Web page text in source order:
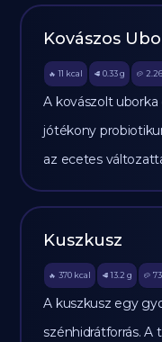
Kovászos
🔥 11 kcal 🥩 0.33 g 🥔 2.26
A kovászolt
jótékony
az ecetes
Kuszkusz
🔥 370 kcal 🥩 13.2 g 🥔
A kuszkusz egy
szénhidrátforrás. A